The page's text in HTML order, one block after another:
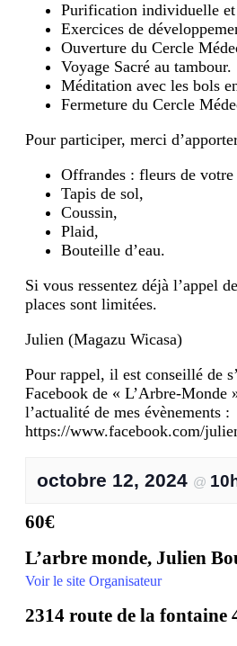
Purification individuelle
Exercices de
Ouverture du Cercle
Voyage Sacré au tambour.
Méditation avec les bols
Fermeture du Cercle
Pour participer, merci
Offrandes : fleurs de
Tapis de sol,
Coussin,
Plaid,
Bouteille d’eau.
Si vous ressentez déjà l’appel
places sont limitées.
Julien (Magazu Wicasa)
Pour rappel, il est conseillé de
Facebook de « L’Arbre-Monde
l’actualité de mes évènements :
https://www.facebook.com/
octobre 12, 2024 @
60€
L’arbre monde, Julien
Voir le site Organisateur
2314 route de la fontaine